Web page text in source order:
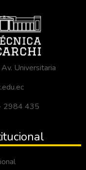
Universitaria
2984 435